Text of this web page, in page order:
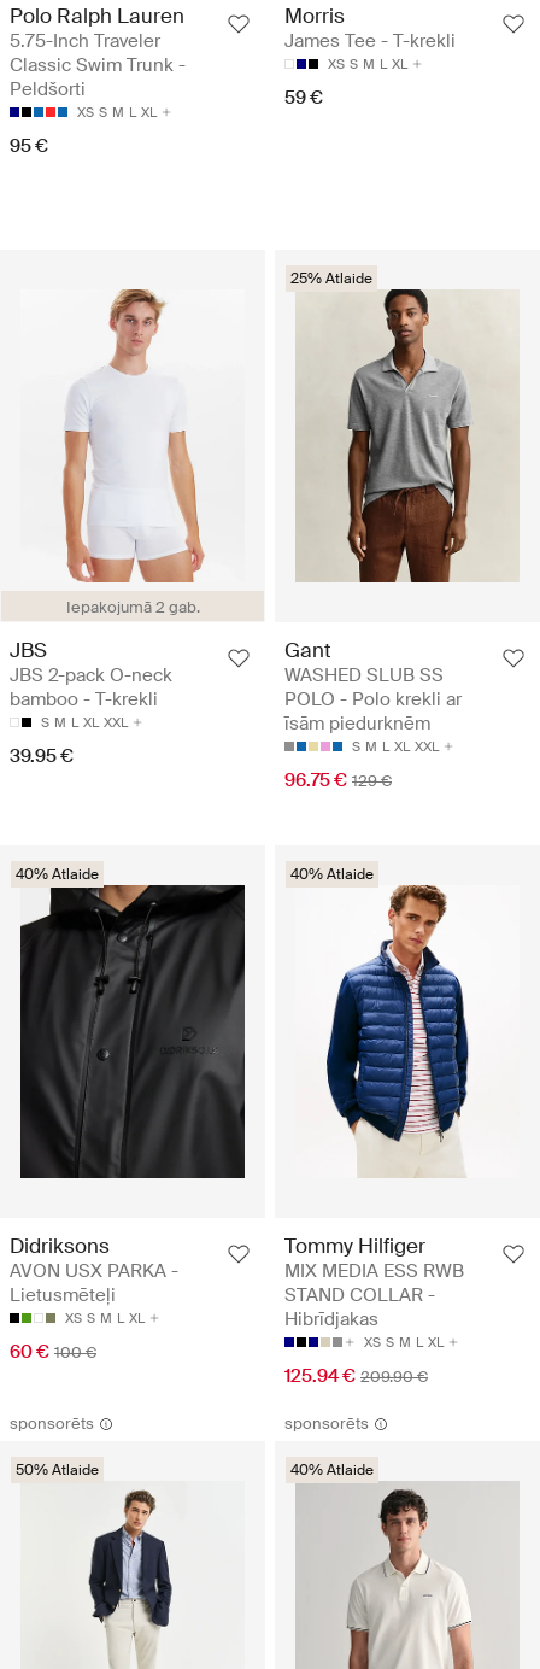
Polo Ralph Lauren
5.75-Inch Traveler
Classic Swim Trunk -
Peldšorti
XS S M L XL
95 €
Morris
James Tee - T-krekli
XS S M L XL
59 €
Iepakojumā 2 gab.
JBS
JBS 2-pack O-neck
bamboo - T-krekli
S M L XL XXL
39.95 €
25% Atlaide
Gant
WASHED SLUB SS
POLO - Polo krekli ar
īsām piedurknēm
S M L XL XXL
96.75 € 129 €
40% Atlaide
Didriksons
AVON USX PARKA -
Lietusmēteļi
XS S M L XL
60 € 100 €
40% Atlaide
Tommy Hilfiger
MIX MEDIA ESS RWB
STAND COLLAR -
Hibrīdjakas
XS S M L XL
125.94 € 209.90 €
sponsorēts
50% Atlaide
sponsorēts
40% Atlaide